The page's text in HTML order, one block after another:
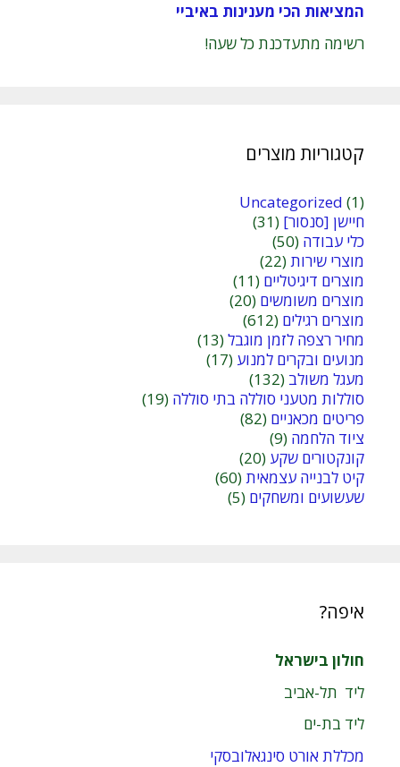
המציאות הכי מענינות באיביי
רשימה מתעדכנת כל שעה!
קטגוריות מוצרים
Uncategorized (1)
חיישן [סנסור] (31)
כלי עבודה (50)
מוצרי שירות(22)
מוצרים דיגיטליים (11)
מוצרים משומשים (20)
מוצרים רגילים (612)
מחיר רצפה לזמן מוגבל(13)
מנועים ובקרים למנוע (17)
מעגל משולב (132)
סוללות מטעני סוללה בתי סוללה (19)
פריטים מכאניים (82)
ציוד הלחמה (9)
קונקטורים שקע (20)
קיט לבנייה עצמאית(60)
שעשועים ומשחקים (5)
איפה?
חולון בישראל
ליד תל-אביב
ליד בת-ים
מכללת אורט סינגאלובסקי